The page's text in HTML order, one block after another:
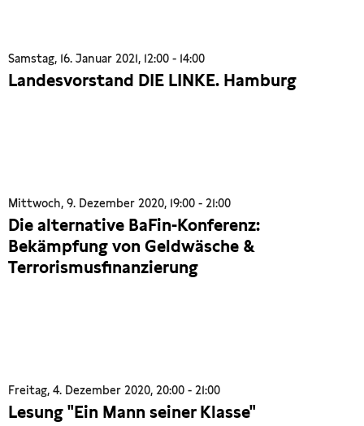
Samstag, 16. Januar 2021, 12:00 - 14:00
Landesvorstand DIE LINKE. Hamburg
Mittwoch, 9. Dezember 2020, 19:00 - 21:00
Die alternative BaFin-Konferenz:
Bekämpfung von Geldwäsche &
Terrorismusfinanzierung
Freitag, 4. Dezember 2020, 20:00 - 21:00
Lesung "Ein Mann seiner Klasse"